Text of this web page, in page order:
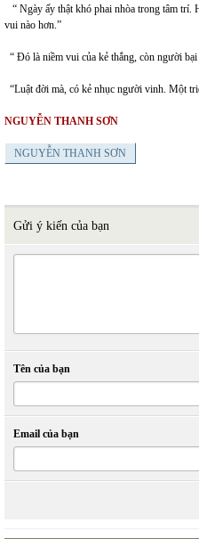
“ Ngày ấy thật khó phai nhòa trong tâm trí.
vui nào hơn.”
“ Đó là niềm vui của kẻ thắng, còn người bại
“Luật đời mà, có kẻ nhục người vinh. Một
NGUYỄN THANH SƠN
NGUYỄN THANH SƠN
Gửi ý kiến của bạn
Tên của bạn
Email của bạn